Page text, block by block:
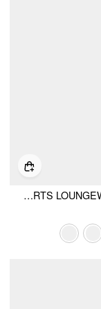
SATIN V-NECK LACE TRIM CAMI TOP & MID RISE LACE HEM SHORTS LOUNGEWEAR SET